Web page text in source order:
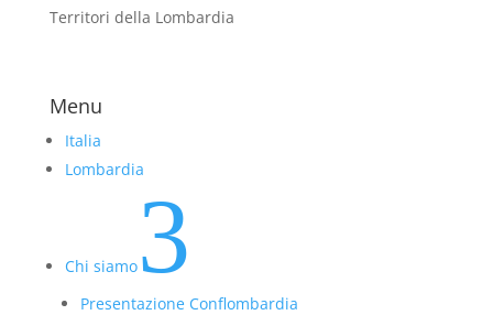
Territori della Lombardia
Menu
Italia
Lombardia
Chi siamo3
Presentazione Conflombardia